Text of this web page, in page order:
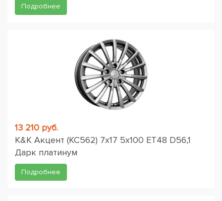
Подробнее
13 210 руб.
K&K Акцент (КС562) 7x17 5x100 ET48 D56,1
Дарк платинум
Подробнее